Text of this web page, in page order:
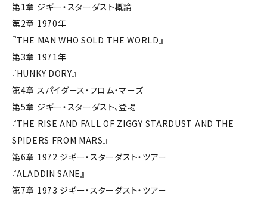
第1章 ジギー・スターダスト概論
第2章 1970年
『THE MAN WHO SOLD THE WORLD』
第3章 1971年
『HUNKY DORY』
第4章 スパイダース・フロム・マーズ
第5章 ジギー・スターダスト、登場
『THE RISE AND FALL OF ZIGGY STARDUST AND THE
SPIDERS FROM MARS』
第6章 1972 ジギー・スターダスト・ツアー
『ALADDIN SANE』
第7章 1973 ジギー・スターダスト・ツアー